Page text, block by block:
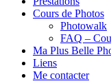
Cours de Photos
Photowalk
FAQ –
Ma Plus Belle
Liens
Me contacter